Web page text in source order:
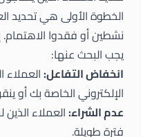
الخطوة الأولى هي تحديد
نشطين أو فقدوا
يجب البحث عنها:
انخفاض التفاعل:العملاء
الإلكتروني الخاصة بك أو
عدم الشراء:العملاء
فترة طويلة.